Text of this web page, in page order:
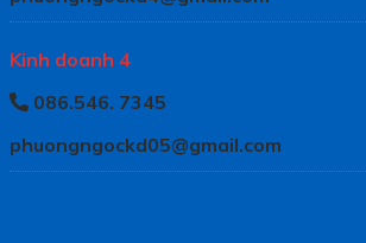
Kinh doanh 4
086.546. 7345
phuongngockd05@gmail.com